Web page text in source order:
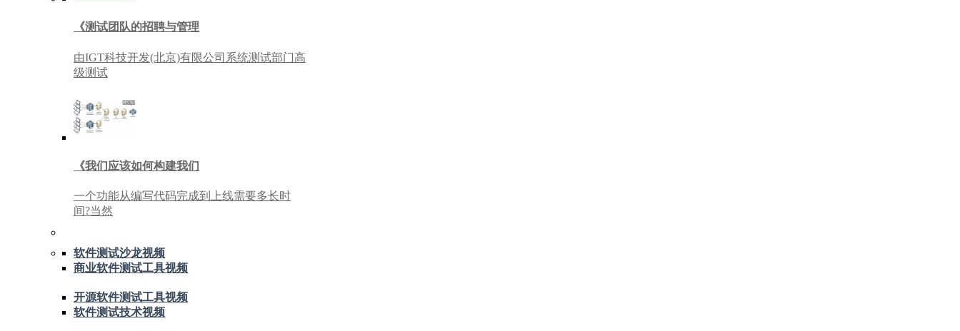
《测试团队的招聘与管理
由IGT科技开发(北京)有限公司系统测试部门高
级测试
《我们应该如何构建我们
一个功能从编写代码完成到上线需要多长时
间?当然
软件测试沙龙视频
商业软件测试工具视频
开源软件测试工具视频
软件测试技术视频